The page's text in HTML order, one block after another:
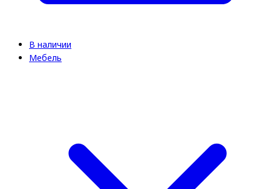
В наличии
Мебель